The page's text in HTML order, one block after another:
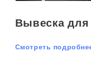
Вывеска
Смотреть